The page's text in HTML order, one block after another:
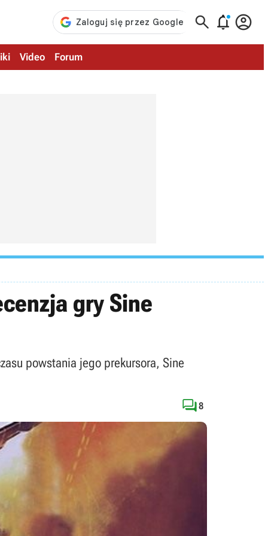
  
Video Forum
gry Sine
powstania jego prekursora, Sine
8